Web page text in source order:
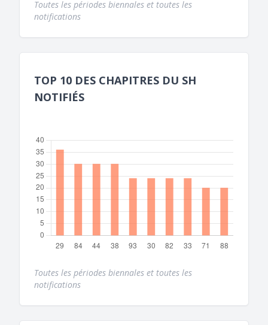
Toutes les périodes biennales et toutes les
notifications
TOP 10 DES CHAPITRES DU SH
NOTIFIÉS
Toutes les périodes biennales et toutes les
notifications